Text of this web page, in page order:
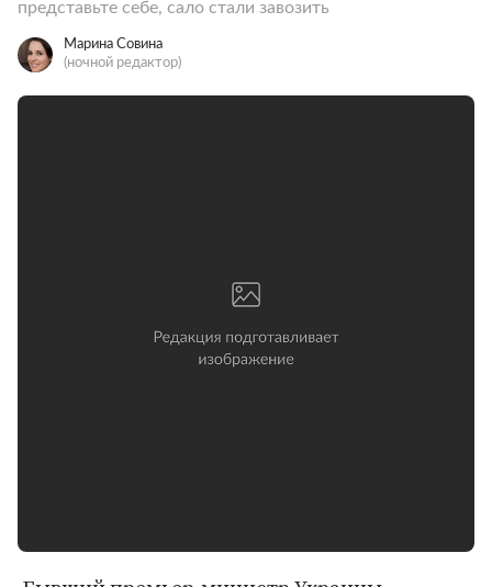
представьте себе, сало стали завозить
Марина Совина
(ночной редактор)